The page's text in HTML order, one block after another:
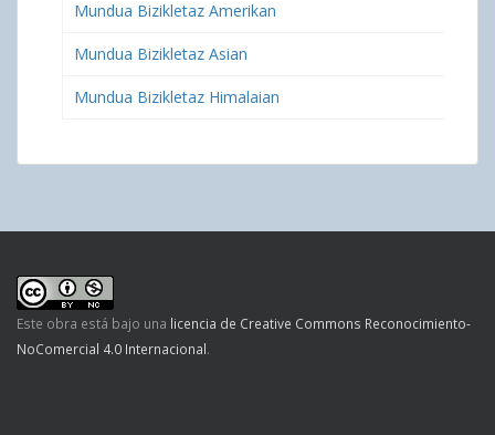
Mundua Bizikletaz Amerikan
Mundua Bizikletaz Asian
Mundua Bizikletaz Himalaian
Este obra está bajo una licencia de Creative Commons Reconocimiento-
NoComercial 4.0 Internacional.